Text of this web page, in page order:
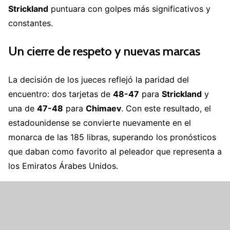
Strickland puntuara con golpes más significativos y
constantes.
Un cierre de respeto y nuevas marcas
La decisión de los jueces reflejó la paridad del
encuentro: dos tarjetas de 48-47 para Strickland y
una de 47-48 para Chimaev. Con este resultado, el
estadounidense se convierte nuevamente en el
monarca de las 185 libras, superando los pronósticos
que daban como favorito al peleador que representa a
los Emiratos Árabes Unidos.